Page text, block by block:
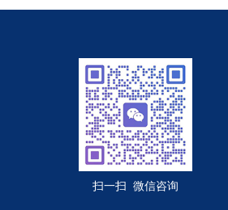
扫一扫 微信咨询